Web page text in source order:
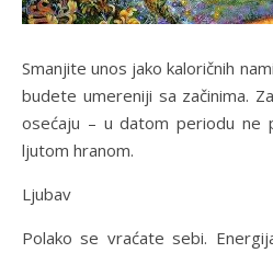
Smanjite unos jako kaloričnih
budete umereniji sa začinima.
osećaju – u datom periodu ne
ljutom hranom.
Ljubav
Polako se vraćate sebi.